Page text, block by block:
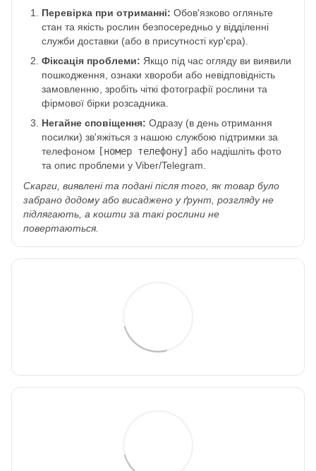
Перевірка при отриманні: Обов'язково огляньте
стан та якість рослин безпосередньо у відділенні
служби доставки (або в присутності кур'єра).
Фіксація проблеми: Якщо під час огляду ви виявили
пошкодження, ознаки хвороби або невідповідність
замовленню, зробіть чіткі фотографії рослини та
фірмової бірки розсадника.
Негайне сповіщення: Одразу (в день отримання
посилки) зв'яжіться з нашою службою підтримки за
телефоном [номер телефону] або надішліть фото
та опис проблеми у Viber/Telegram.
Скарги, виявлені та подані після того, як товар було
забрано додому або висаджено у ґрунт, розгляду не
підлягають, а кошти за такі рослини не
повертаються.